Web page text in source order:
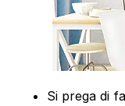
Si prega di